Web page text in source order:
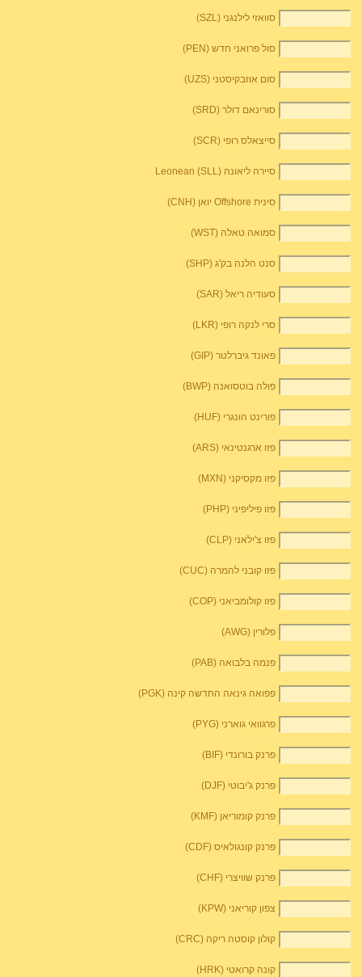
סוואזי לילנגני (SZL)
סול פרואני חדש (PEN)
סום אוזבקיסטני (UZS)
סורינאם דולר (SRD)
סייצאלס רופי (SCR)
סיירה ליאונה Leonean (SLL)
סינית Offshore יואן (CNH)
סמואה טאלה (WST)
סנט הלנה בק'ג (SHP)
סעודיה ריאל (SAR)
סרי לנקה רופי (LKR)
פאונד גיברלטר (GIP)
פולה בוטסואנה (BWP)
פורינט הונגרי (HUF)
פזו ארגנטינאי (ARS)
פזו מקסיקני (MXN)
פזו פיליפיני (PHP)
פזו צ'ילאני (CLP)
פזו קובני להמרה (CUC)
פזו קולומביאני (COP)
פלורין (AWG)
פנמה בלבואה (PAB)
פפואה גינאה החדשה קינה (PGK)
פרגוואי גוארני (PYG)
פרנק בורונדי (BIF)
פרנק ג'יבוטי (DJF)
פרנק קומוריאן (KMF)
פרנק קונגולאיס (CDF)
פרנק שוויצרי (CHF)
צפון קוריאני (KPW)
קולון קוסטה ריקה (CRC)
קונה קרואטי (HRK)